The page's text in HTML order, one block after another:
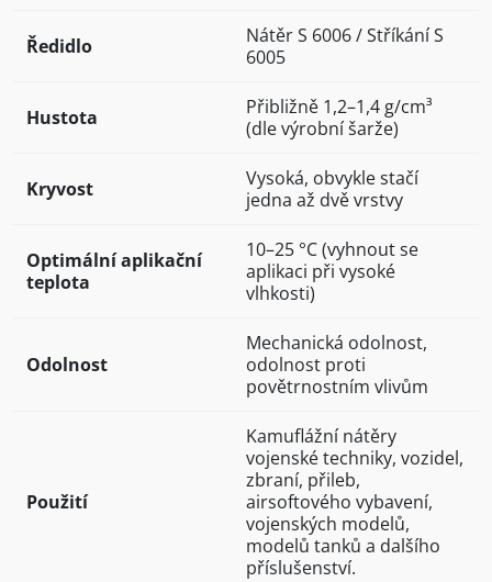
Ředidlo
Nátěr S 6006 / Stříkání S
6005
Hustota
Přibližně 1,2–1,4 g/cm³
(dle výrobní šarže)
Kryvost
Vysoká, obvykle stačí
jedna až dvě vrstvy
Optimální aplikační
teplota
10–25 °C (vyhnout se
aplikaci při vysoké
vlhkosti)
Odolnost
Mechanická odolnost,
odolnost proti
povětrnostním vlivům
Použití
Kamuflážní nátěry
vojenské techniky, vozidel,
zbraní, přileb,
airsoftového vybavení,
vojenských modelů,
modelů tanků a dalšího
příslušenství.